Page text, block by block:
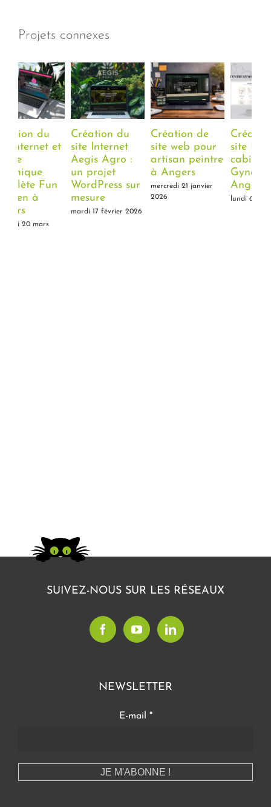
Projets connexes
Création du
site Internet
Aegis Agro :
un projet
WordPress sur
mesure
mardi 17 février 2026
Création de
site web pour
artisan peintre
à Angers
mercredi 21 janvier
2026
Création du
site Internet du
cabinet
Gynobelle à
Angers
lundi 6 octobre 2025